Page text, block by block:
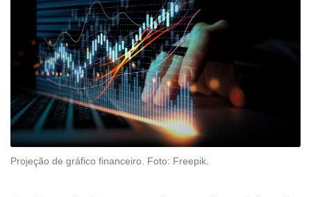
Projeção de gráfico financeiro. Foto: Freepik.